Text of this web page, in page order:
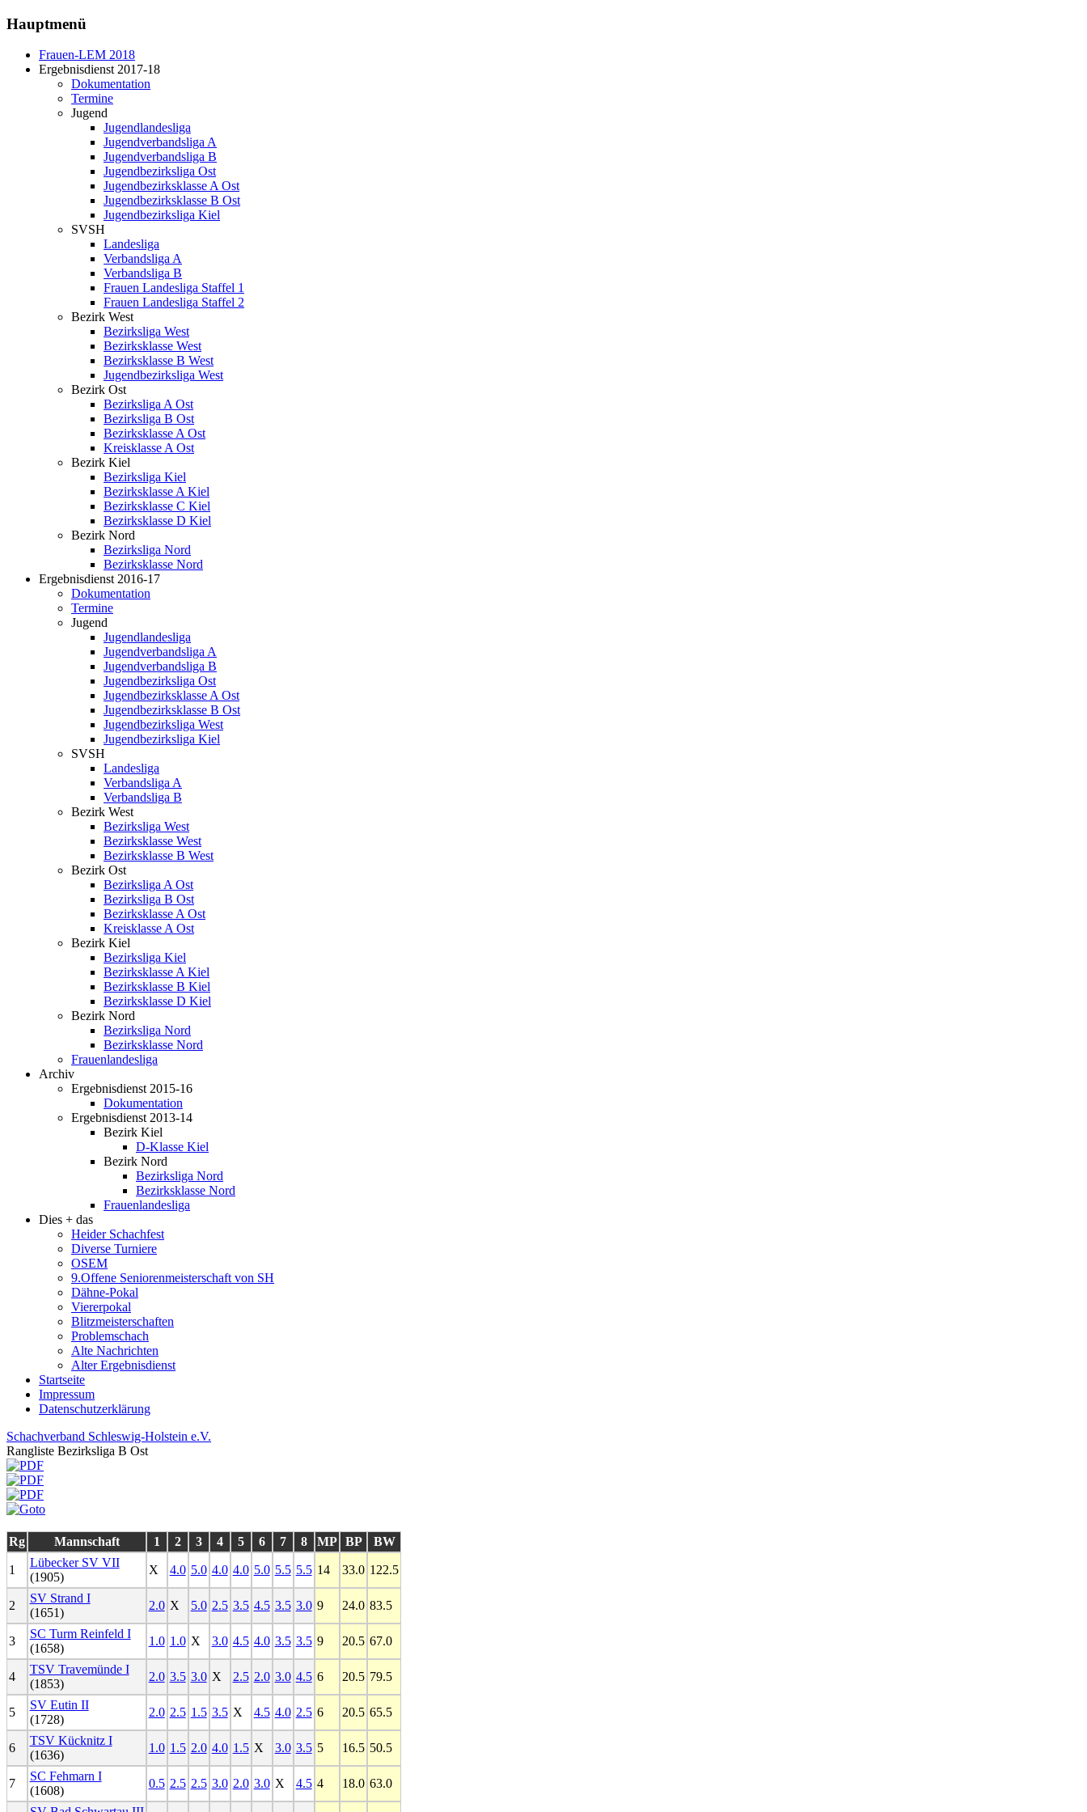
Hauptmenü
Frauen-LEM 2018
Ergebnisdienst 2017-18
Dokumentation
Termine
Jugend
Jugendlandesliga
Jugendverbandsliga A
Jugendverbandsliga B
Jugendbezirksliga Ost
Jugendbezirksklasse A Ost
Jugendbezirksklasse B Ost
Jugendbezirksliga Kiel
SVSH
Landesliga
Verbandsliga A
Verbandsliga B
Frauen Landesliga Staffel 1
Frauen Landesliga Staffel 2
Bezirk West
Bezirksliga West
Bezirksklasse West
Bezirksklasse B West
Jugendbezirksliga West
Bezirk Ost
Bezirksliga A Ost
Bezirksliga B Ost
Bezirksklasse A Ost
Kreisklasse A Ost
Bezirk Kiel
Bezirksliga Kiel
Bezirksklasse A Kiel
Bezirksklasse C Kiel
Bezirksklasse D Kiel
Bezirk Nord
Bezirksliga Nord
Bezirksklasse Nord
Ergebnisdienst 2016-17
Dokumentation
Termine
Jugend
Jugendlandesliga
Jugendverbandsliga A
Jugendverbandsliga B
Jugendbezirksliga Ost
Jugendbezirksklasse A Ost
Jugendbezirksklasse B Ost
Jugendbezirksliga West
Jugendbezirksliga Kiel
SVSH
Landesliga
Verbandsliga A
Verbandsliga B
Bezirk West
Bezirksliga West
Bezirksklasse West
Bezirksklasse B West
Bezirk Ost
Bezirksliga A Ost
Bezirksliga B Ost
Bezirksklasse A Ost
Kreisklasse A Ost
Bezirk Kiel
Bezirksliga Kiel
Bezirksklasse A Kiel
Bezirksklasse B Kiel
Bezirksklasse D Kiel
Bezirk Nord
Bezirksliga Nord
Bezirksklasse Nord
Frauenlandesliga
Archiv
Ergebnisdienst 2015-16
Dokumentation
Ergebnisdienst 2013-14
Bezirk Kiel
D-Klasse Kiel
Bezirk Nord
Bezirksliga Nord
Bezirksklasse Nord
Frauenlandesliga
Dies + das
Heider Schachfest
Diverse Turniere
OSEM
9.Offene Seniorenmeisterschaft von SH
Dähne-Pokal
Viererpokal
Blitzmeisterschaften
Problemschach
Alte Nachrichten
Alter Ergebnisdienst
Startseite
Impressum
Datenschutzerklärung
Schachverband Schleswig-Holstein e.V.
Rangliste Bezirksliga B Ost
Rg Mannschaft 1 2 3 4 5 6 7 8 MP BP BW
1
Lübecker SV VII
(1905)
X 4.0 5.0 4.0 4.0 5.0 5.5 5.5 14 33.0 122.5
2
SV Strand I
(1651)
2.0 X 5.0 2.5 3.5 4.5 3.5 3.0 9 24.0 83.5
3
SC Turm Reinfeld I
(1658)
1.0 1.0 X 3.0 4.5 4.0 3.5 3.5 9 20.5 67.0
4
TSV Travemünde I
(1853)
2.0 3.5 3.0 X 2.5 2.0 3.0 4.5 6 20.5 79.5
5
SV Eutin II
(1728)
2.0 2.5 1.5 3.5 X 4.5 4.0 2.5 6 20.5 65.5
6
TSV Kücknitz I
(1636)
1.0 1.5 2.0 4.0 1.5 X 3.0 3.5 5 16.5 50.5
7
SC Fehmarn I
(1608)
0.5 2.5 2.5 3.0 2.0 3.0 X 4.5 4 18.0 63.0